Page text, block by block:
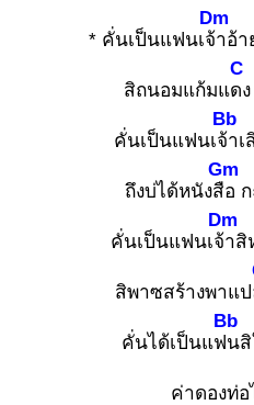
* คั่นเป็นแฟนเจ้า
Dm
อ้า
สิถนอมแก้มแดง
C
คั่นเป็นแฟนเจ้า
Bb
เ
ถึงบ่ได้หนังสือ
Gm
คั่นเป็นแฟนเจ้า
Dm
สิ
สิพาซสร้างพาแป
คั่นได้เป็นแฟน
Bb
สิ
ค่าดองท่อ